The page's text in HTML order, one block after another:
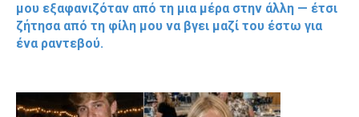
μου εξαφανιζόταν από τη μια μέρα στην άλλη — έτσι
ζήτησα από τη φίλη μου να βγει μαζί του έστω για
ένα ραντεβού.